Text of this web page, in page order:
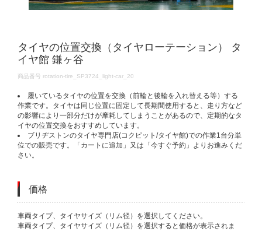
タイヤの位置交換（タイヤローテーション） タ
イヤ館 鎌ヶ谷
DETAILS
商品番号 rotation-tire_SP3724_light-car_20
履いているタイヤの位置を交換（前輪と後輪を入れ替える等）する
作業です。タイヤは同じ位置に固定して長期間使用すると、走り方など
の影響により一部分だけが摩耗してしまうことがあるので、定期的なタ
イヤの位置交換をおすすめしています。
ブリヂストンのタイヤ専門店(コクピット/タイヤ館)での作業1台分単
位での販売です。「カートに追加」又は「今すぐ予約」よりお進みくだ
さい。
価格
VARIATIONS
車両タイプ、タイヤサイズ（リム径）を選択してください。
車両タイプ、タイヤサイズ（リム径）を選択すると価格が表示されま